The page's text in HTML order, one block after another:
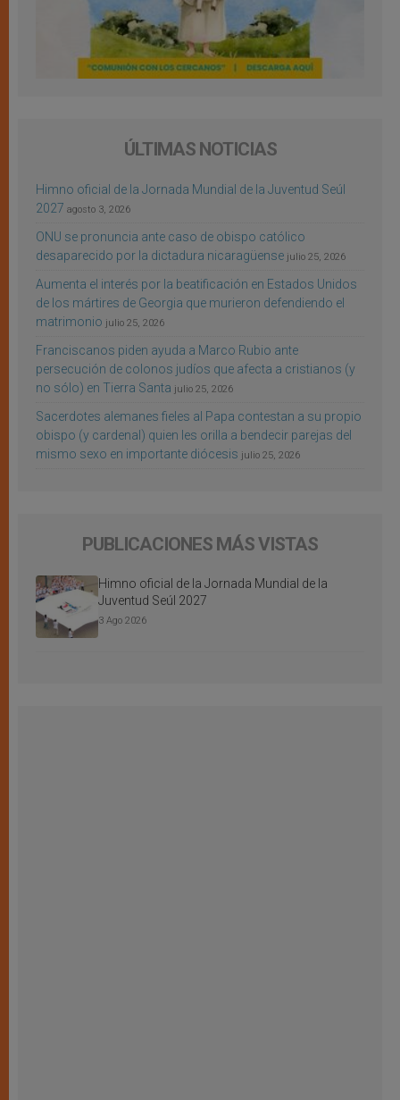
ÚLTIMAS NOTICIAS
Himno oficial de la Jornada Mundial de la Juventud Seúl
2027 agosto 3, 2026
ONU se pronuncia ante caso de obispo católico
desaparecido por la dictadura nicaragüense julio 25, 2026
Aumenta el interés por la beatificación en Estados Unidos
de los mártires de Georgia que murieron defendiendo el
matrimonio julio 25, 2026
Franciscanos piden ayuda a Marco Rubio ante
persecución de colonos judíos que afecta a cristianos (y
no sólo) en Tierra Santa julio 25, 2026
Sacerdotes alemanes fieles al Papa contestan a su propio
obispo (y cardenal) quien les orilla a bendecir parejas del
mismo sexo en importante diócesis julio 25, 2026
PUBLICACIONES MÁS VISTAS
Himno oficial de la Jornada Mundial de la
Juventud Seúl 2027
3 Ago 2026